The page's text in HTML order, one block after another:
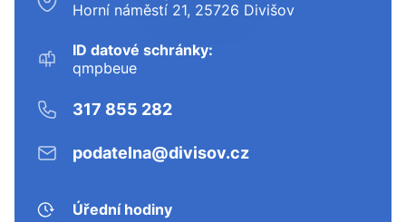
Horní náměstí 21, 25726 Divišov
ID datové schránky:
qmpbeue
317 855 282
podatelna@divisov.cz
Úřední hodiny